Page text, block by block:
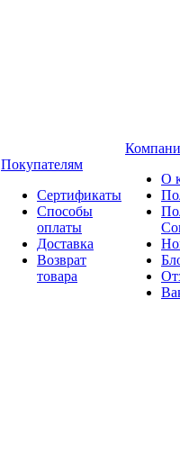
Покупателям
Сертификаты
Способы
оплаты
Доставка
Возврат
товара
О